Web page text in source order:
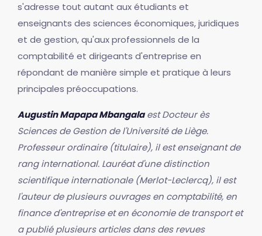
s'adresse tout autant aux étudiants et
enseignants des sciences économiques, juridiques
et de gestion, qu'aux professionnels de la
comptabilité et dirigeants d'entreprise en
répondant de manière simple et pratique à leurs
principales préoccupations.
Augustin Mapapa Mbangalaest Docteur ès
Sciences de Gestion de l'Université de Liège.
Professeur ordinaire (titulaire), il est enseignant de
rang international. Lauréat d'une distinction
scientifique internationale (Merlot-Leclercq), il est
l'auteur de plusieurs ouvrages en comptabilité, en
finance d'entreprise et en économie de transport et
a publié plusieurs articles dans des revues